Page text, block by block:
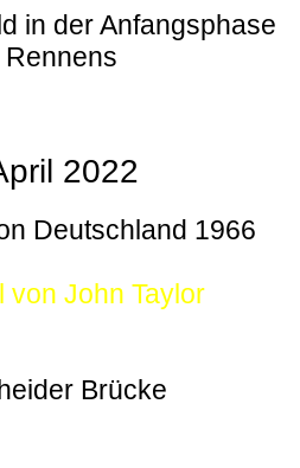
in der Anfangsphase
Rennens
2022
Deutschland 1966
von John Taylor
Brücke